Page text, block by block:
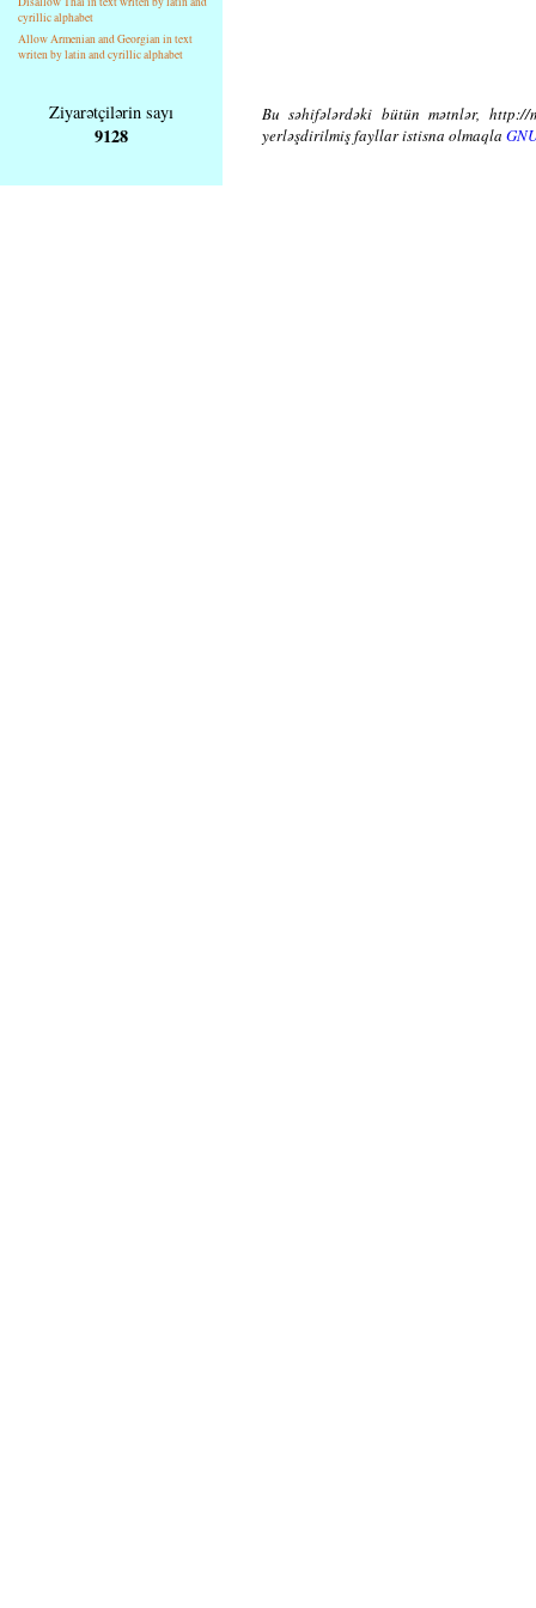
cyrillic alphabet
Allow Armenian and Georgian in text
writen by latin and cyrillic alphabet
Ziyarətçilərin sayı
9128
Bu səhifələrdəki bütün mətnlər, http://
yerləşdirilmiş fayllar istisna olmaqla